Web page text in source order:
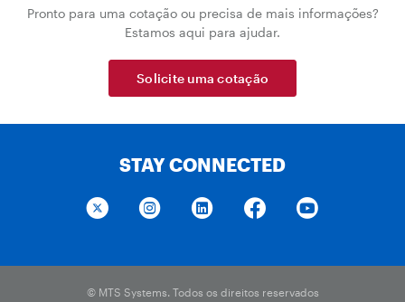
Pronto para uma cotação ou precisa de mais informações?
Estamos aqui para ajudar.
Solicite uma cotação
STAY CONNECTED
© MTS Systems. Todos os direitos reservados